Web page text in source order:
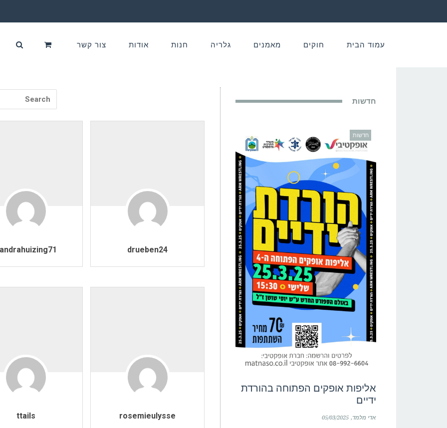
עמוד הבית חוקים מאמנים גלריה חנות אודות צור קשר
drueben24
ttails rosemieulysse
חדשות
חדשות
אליפות אופקים הפתוחה בהורדת
ידיים
אדי מלמד 05/03/2025